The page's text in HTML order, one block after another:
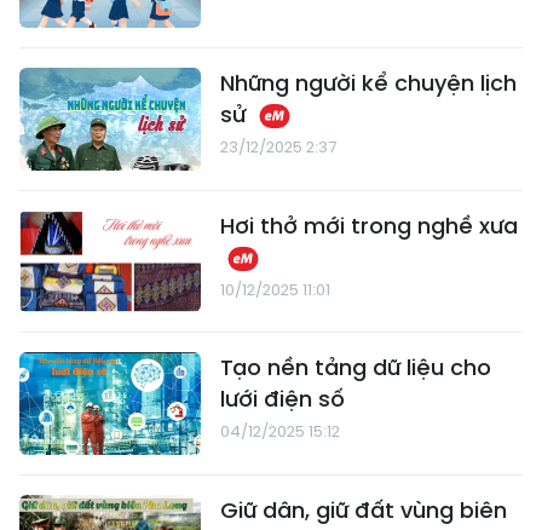
Những người kể chuyện lịch
sử
23/12/2025 2:37
Hơi thở mới trong nghề xưa
10/12/2025 11:01
Tạo nền tảng dữ liệu cho
lưới điện số
04/12/2025 15:12
Giữ dân, giữ đất vùng biên